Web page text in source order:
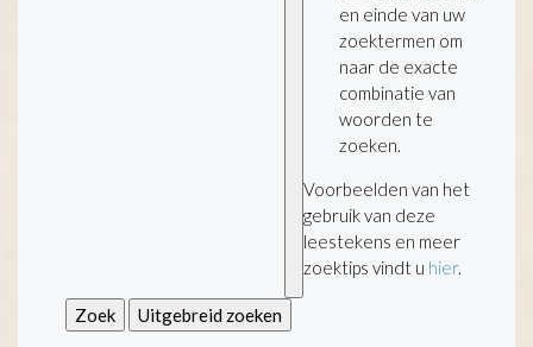
en einde van uw
zoektermen om
naar de exacte
combinatie van
woorden te
zoeken.
Voorbeelden van het
gebruik van deze
leestekens en meer
zoektips vindt u hier.
Zoek Uitgebreid zoeken